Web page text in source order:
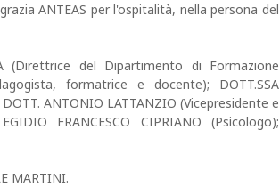
ANTEAS per l'ospitalità, nella persona del
(Direttrice del Dipartimento di Formazione
formatrice e docente); DOTT.SSA
ANTONIO LATTANZIO (Vicepresidente e
FRANCESCO CIPRIANO (Psicologo);
MARTINI.